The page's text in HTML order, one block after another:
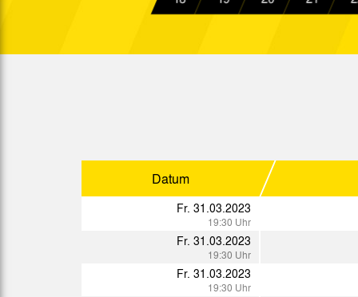
19:00 Uhr
14:00 Uhr
Di. 06.12.2022
19:00 Uhr
Datum
Datum
Fr. 31.03.2023
19:30 Uhr
Fr. 31.03.2023
19:30 Uhr
Fr. 31.03.2023
19:30 Uhr